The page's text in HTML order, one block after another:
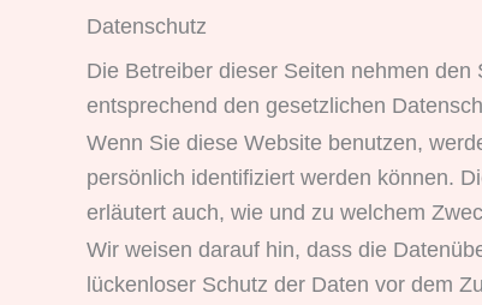
Datenschutz
Die Betreiber dieser Seiten nehmen
entsprechend den gesetzlichen
Wenn Sie diese Website benutzen,
persönlich identifiziert werden können.
erläutert auch, wie und zu welchem
Wir weisen darauf hin, dass die
lückenloser Schutz der Daten vor dem